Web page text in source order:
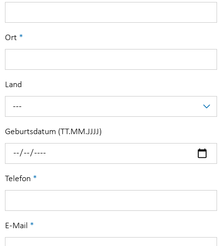
Ort *
Land
---
Geburtsdatum (TT.MM.JJJJ)
Telefon *
E-Mail *